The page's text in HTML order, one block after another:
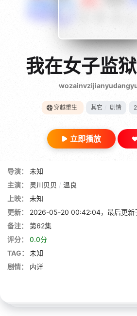
{if
gt 0"}
28短剧
我在女子监
穿越重生 其它 剧情
立即播放
导演：
未知
主演：
灵川贝贝 / 温良
上映：
未知
更新：
2026-05-20 00:42:04，最后更新
备注：
第62集
评分：
0.0分
TAG：
未知
剧情：
内详